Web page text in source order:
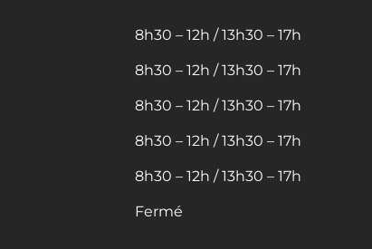
8h30 – 12h / 13h30 – 17h
8h30 – 12h / 13h30 – 17h
8h30 – 12h / 13h30 – 17h
8h30 – 12h / 13h30 – 17h
8h30 – 12h / 13h30 – 17h
Fermé